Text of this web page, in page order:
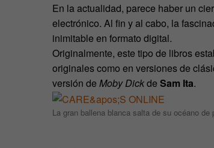
En la actualidad, parece haber un
electrónico. Al fin y al cabo, la
inimitable en formato digital.
Originalmente, este tipo de libros
originales como en versiones de
versión de Moby Dickde Sam Ita.
La gran ballena blanca salta de su océano de